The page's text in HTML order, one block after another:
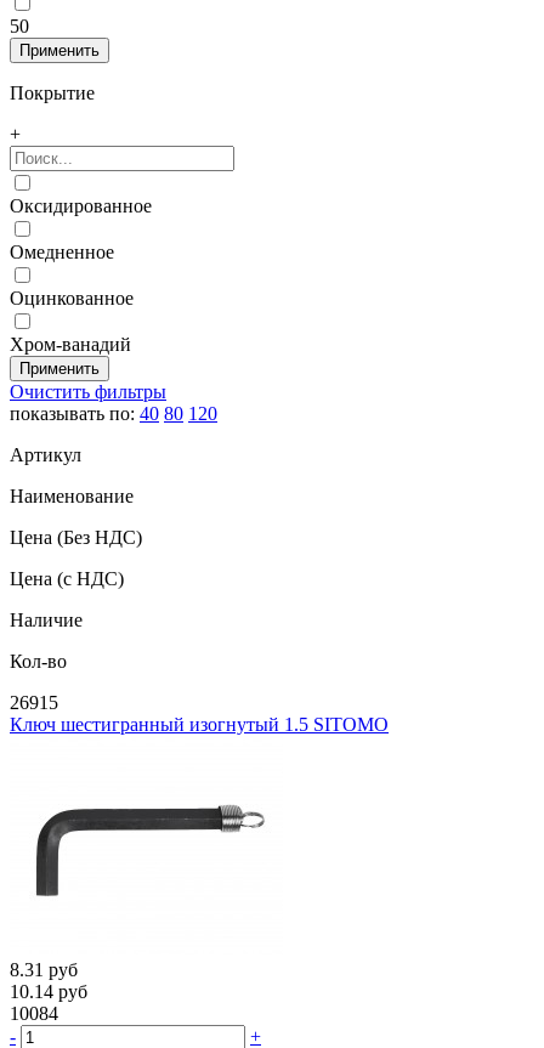
50
Покрытие
+
Оксидированное
Омедненное
Оцинкованное
Хром-ванадий
Очистить фильтры
показывать по: 40 80 120
Артикул
Наименование
Цена (Без НДС)
Цена (с НДС)
Наличие
Кол-во
26915
Ключ шестигранный изогнутый 1.5 SITOMO
8.31 руб
10.14 руб
10084
-
+